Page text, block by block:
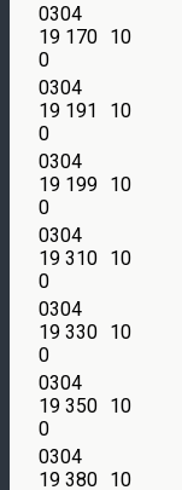
0304
19 170
0
10
0304
19 191
0
10
0304
19 199
0
10
0304
19 310
0
10
0304
19 330
0
10
0304
19 350
0
10
0304
19 380 10